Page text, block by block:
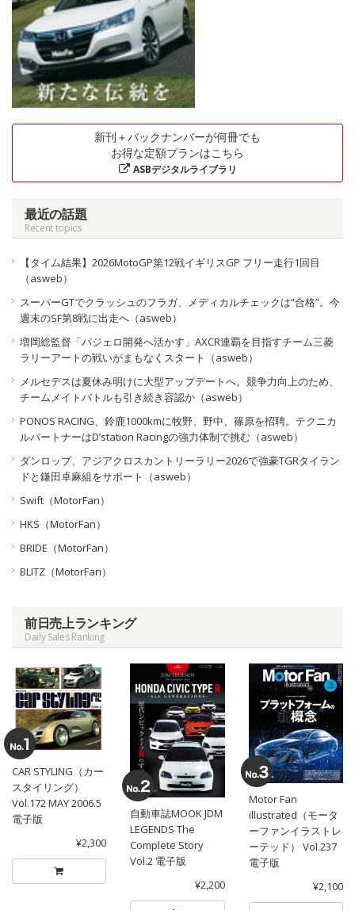
新刊＋バックナンバーが何冊でも
お得な定額プランはこちら
ASBデジタルライブラリ
最近の話題
Recent topics
【タイム結果】2026MotoGP第12戦イギリスGP フリー走行1回目
（asweb）
スーパーGTでクラッシュのフラガ、メディカルチェックは“合格”。今
週末のSF第8戦に出走へ（asweb）
増岡総監督「パジェロ開発へ活かす」AXCR連覇を目指すチーム三菱
ラリーアートの戦いがまもなくスタート（asweb）
メルセデスは夏休み明けに大型アップデートへ。競争力向上のため、
チームメイトバトルも引き続き容認か（asweb）
PONOS RACING、鈴鹿1000kmに牧野、野中、篠原を招聘。テクニカ
ルパートナーはD’station Racingの強力体制で挑む（asweb）
ダンロップ、アジアクロスカントリーラリー2026で強豪TGRタイラン
ドと鎌田卓麻組をサポート（asweb）
Swift（MotorFan）
HKS（MotorFan）
BRIDE（MotorFan）
BLITZ（MotorFan）
前日売上ランキング
Daily Sales Ranking
CAR STYLING（カー
スタイリング）
Vol.172 MAY 2006.5
電子版
¥2,300
自動車誌MOOK JDM
LEGENDS The
Complete Story
Vol.2 電子版
¥2,200
Motor Fan
illustrated（モータ
ーファンイラストレ
ーテッド） Vol.237
電子版
¥2,100